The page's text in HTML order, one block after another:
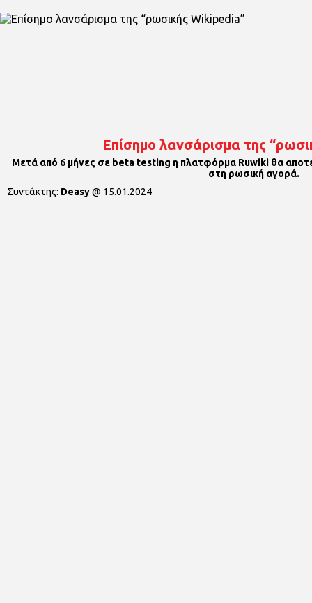
Επίσημο λανσάρισμα της
Μετά από 6 μήνες σε beta testing η πλατφόρμα Ruwiki θα
στη ρωσική αγορά.
Συντάκτης: Deasy@ 15.01.2024